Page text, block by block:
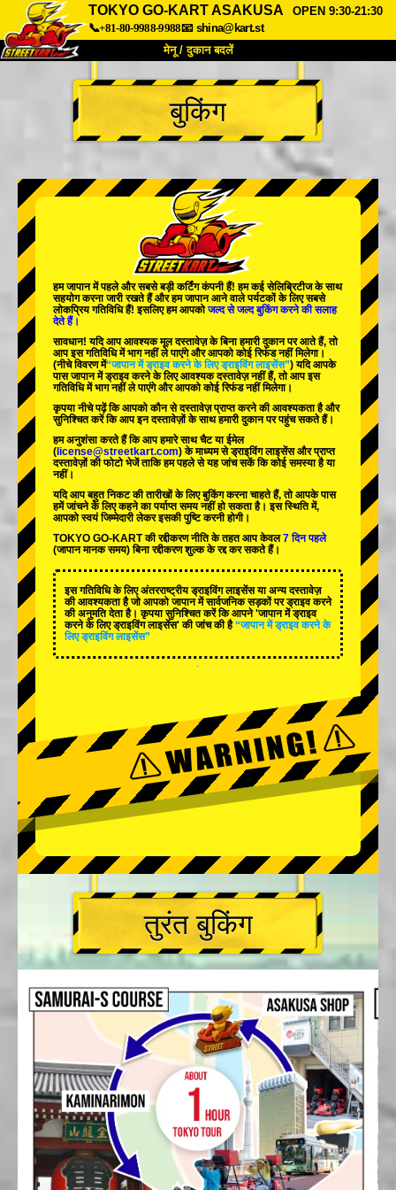
TOKYO GO-KART ASAKUSA
OPEN 9:30-21:30
📞+81-80-9988-9988📧 shina@kart.st
मेनू / दुकान बदलें
TOP
हमारे बारे में विशेषताएँ कीमत
कंपनी बुकिंग
शाखा बदलें
टोक्यो अकीहबारा#2
टोक्यो शिबुया एनेक्स टोक्यो बे
टोक्यो असाकुसा
ओकिनावा
बुकिंग
हम जापान मेंपहलेऔरसबसे बड़ी कर्टिंग कंपनीहैं! हमकई सेलिब्रिटीजके साथ
सहयोग करना जारी रखते हैं और हम जापान आने वाले पर्यटकों के लिएसबसे
लोकप्रिय गतिविधिहैं! इसलिए हम आपकोजल्द से जल्द बुकिंग करने की सलाह
देते हैं।
सावधान! यदि आप आवश्यक मूल दस्तावेज़ के बिना हमारी दुकान पर आते हैं, तो
आप इस गतिविधि में भाग नहीं ले पाएंगे और आपको कोई रिफंड नहीं मिलेगा।
(नीचे विवरण में“जापान में ड्राइव करने के लिए ड्राइविंग लाइसेंस”) यदि आपके
पास जापान में ड्राइव करने के लिए आवश्यक दस्तावेज़ नहीं हैं, तो आप इस
गतिविधि में भाग नहीं ले पाएंगे और आपको कोई रिफंड नहीं मिलेगा।
कृपया नीचे पढ़ें कि आपको कौन से दस्तावेज़ प्राप्त करने की आवश्यकता है और
सुनिश्चित करें कि आप इन दस्तावेज़ों के साथ हमारी दुकान पर पहुंच सकते हैं।
हम अनुशंसा करते हैं कि आप हमारे साथ चैट या ईमेल
( license@streetkart.com) के माध्यम से ड्राइविंग लाइसेंस और प्राप्त
दस्तावेज़ों की फोटो भेजें ताकि हम पहले से यह जांच सकें कि कोई समस्या है या
नहीं।
यदि आप बहुत निकट की तारीखों के लिए बुकिंग करना चाहते हैं, तो आपके पास
हमें जांचने के लिए कहने का पर्याप्त समय नहीं हो सकता है। इस स्थिति में,
आपको स्वयं जिम्मेदारी लेकर इसकी पुष्टि करनी होगी।
TOKYO GO-KART की रद्दीकरण नीति के तहत आप केवल7 दिन पहले
(जापान मानक समय) बिना रद्दीकरण शुल्क के रद्द कर सकते हैं।
इस गतिविधि के लिए अंतरराष्ट्रीय ड्राइविंग लाइसेंस या अन्य दस्तावेज़
की आवश्यकता है जो आपको जापान में सार्वजनिक सड़कों पर ड्राइव करने
की अनुमति देता है। कृपया सुनिश्चित करें कि आपने 'जापान में ड्राइव
करने के लिए ड्राइविंग लाइसेंस' की जांच की है “जापान में ड्राइव करने के
लिए ड्राइविंग लाइसेंस”
तुरंत बुकिंग